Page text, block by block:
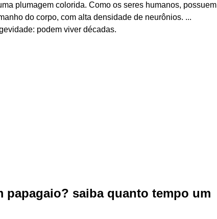
plumagem colorida. Como os seres humanos, possuem
do corpo, com alta densidade de neurônios. ...
podem viver décadas.
papagaio? saiba quanto tempo um